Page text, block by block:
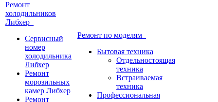
Ремонт
холодильников
Либхер
Сервисный
номер
холодильника
Либхер
Ремонт
морозильных
камер Либхер
Ремонт
Ремонт по моделям
Бытовая техника
Отдельностоящая
техника
Встраиваемая
техника
Профессиональная